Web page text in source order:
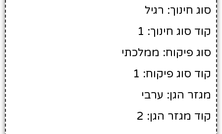
סוג חינוך: רגיל
קוד סוג חינוך: 1
סוג פיקוח: ממלכתי
קוד סוג פיקוח: 1
מגזר הגן: ערבי
קוד מגזר הגן: 2